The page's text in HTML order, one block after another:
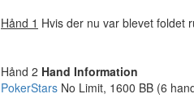
Hånd 1 Hvis der nu var blevet foldet
Hånd 2 Hand Information
PokerStars No Limit, 1600 BB (6